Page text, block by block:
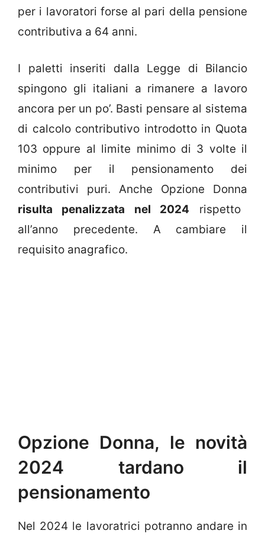
per i lavoratori forse al pari della pensione
contributiva a 64 anni.
I paletti inseriti dalla Legge di Bilancio
spingono gli italiani a rimanere a lavoro
ancora per un po’. Basti pensare al sistema
di calcolo contributivo introdotto in Quota
103 oppure al limite minimo di 3 volte il
minimo per il pensionamento dei
contributivi puri. Anche Opzione Donna
risulta penalizzata nel 2024 rispetto
all’anno precedente. A cambiare il
requisito anagrafico.
Opzione Donna, le novità
2024 tardano il
pensionamento
Nel 2024 le lavoratrici potranno andare in